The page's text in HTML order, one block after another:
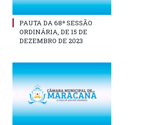
PAUTA DA 68ª SESSÃO
ORDINÁRIA, DE 15 DE
DEZEMBRO DE 2023